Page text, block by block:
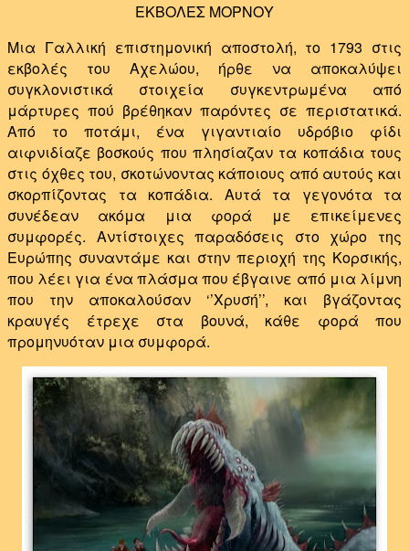
ΕΚΒΟΛΕΣ ΜΟΡΝΟΥ
Μια Γαλλική επιστημονική αποστολή, το 1793 στις
εκβολές του Αχελώου, ήρθε να αποκαλύψει
συγκλονιστικά στοιχεία συγκεντρωμένα από
μάρτυρες πού βρέθηκαν παρόντες σε περιστατικά.
Από το ποτάμι, ένα γιγαντιαίο υδρόβιο φίδι
αιφνιδίαζε βοσκούς που πλησίαζαν τα κοπάδια τους
στις όχθες του, σκοτώνοντας κάποιους από αυτούς και
σκορπίζοντας τα κοπάδια. Αυτά τα γεγονότα τα
συνέδεαν ακόμα μια φορά με επικείμενες
συμφορές. Αντίστοιχες παραδόσεις στο χώρο της
Ευρώπης συναντάμε και στην περιοχή της Κορσικής,
που λέει για ένα πλάσμα που έβγαινε από μια λίμνη
που την αποκαλούσαν ‘’Χρυσή’’, και βγάζοντας
κραυγές έτρεχε στα βουνά, κάθε φορά που
προμηνυόταν μια συμφορά.